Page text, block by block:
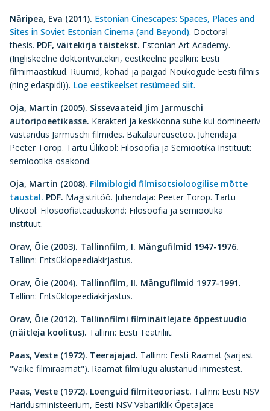
Näripea, Eva (2011). Estonian Cinescapes: Spaces, Places and
Sites in Soviet Estonian Cinema (and Beyond). Doctoral
thesis. PDF, väitekirja täistekst. Estonian Art Academy.
(Ingliskeelne doktoritväitekiri, eestkeelne pealkiri: Eesti
filmimaastikud. Ruumid, kohad ja paigad Nõukogude Eesti filmis
(ning edaspidi)). Loe eestikeelset resümeed siit.
Oja, Martin (2005). Sissevaateid Jim Jarmuschi
autoripoeetikasse. Karakteri ja keskkonna suhe kui domineeriv
vastandus Jarmuschi filmides. Bakalaureusetöö. Juhendaja:
Peeter Torop. Tartu Ülikool: Filosoofia ja Semiootika Instituut:
semiootika osakond.
Oja, Martin (2008). Filmiblogid filmisotsioloogilise mõtte
taustal. PDF. Magistritöö. Juhendaja: Peeter Torop. Tartu
Ülikool: Filosoofiateaduskond: Filosoofia ja semiootika
instituut.
Orav, Õie (2003). Tallinnfilm, I. Mängufilmid 1947-1976.
Tallinn: Entsüklopeediakirjastus.
Orav, Õie (2004). Tallinnfilm, II. Mängufilmid 1977-1991.
Tallinn: Entsüklopeediakirjastus.
Orav, Õie (2012). Tallinnfilmi filminäitlejate õppestuudio
(näitleja koolitus). Tallinn: Eesti Teatriliit.
Paas, Veste (1972). Teerajajad. Tallinn: Eesti Raamat (sarjast
"Väike filmiraamat"). Raamat filmilugu alustanud inimestest.
Paas, Veste (1972). Loenguid filmiteooriast. Talinn: Eesti NSV
Haridusministeerium, Eesti NSV Vabariiklik Õpetajate